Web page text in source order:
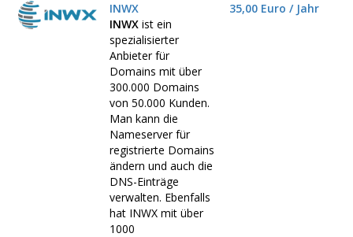
INWX
INWX ist ein
spezialisierter
Anbieter für
Domains mit über
300.000 Domains
von 50.000 Kunden.
Man kann die
Nameserver für
registrierte Domains
ändern und auch die
DNS-Einträge
verwalten. Ebenfalls
hat INWX mit über
1000
35,00 Euro / Jahr